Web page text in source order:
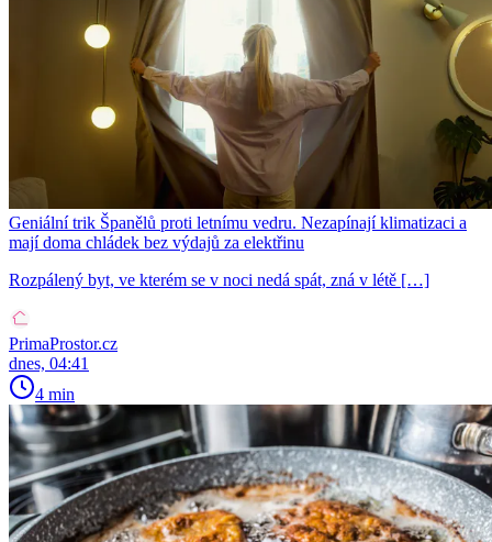
Geniální trik Španělů proti letnímu vedru. Nezapínají klimatizaci a
mají doma chládek bez výdajů za elektřinu
Rozpálený byt, ve kterém se v noci nedá spát, zná v létě […]
PrimaProstor.cz
dnes, 04:41
4 min